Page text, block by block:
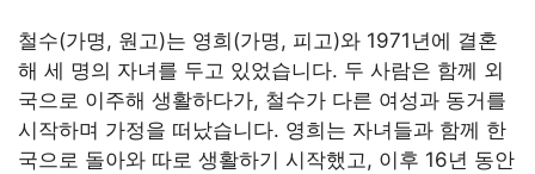
철수(가명, 원고)는 영희(가명, 피고)와 1971년에 결혼
해 세 명의 자녀를 두고 있었습니다. 두 사람은 함께 외
국으로 이주해 생활하다가, 철수가 다른 여성과 동거를
시작하며 가정을 떠났습니다. 영희는 자녀들과 함께 한
국으로 돌아와 따로 생활하기 시작했고, 이후 16년 동안